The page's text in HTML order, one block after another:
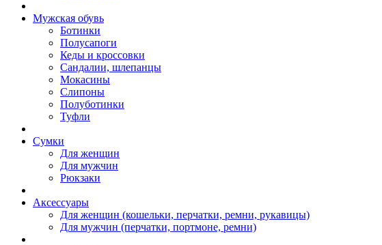
Мужская обувь
Ботинки
Полусапоги
Кеды и кроссовки
Сандалии, шлепанцы
Мокасины
Слипоны
Полуботинки
Туфли
Сумки
Для женщин
Для мужчин
Рюкзаки
Аксессуары
Для женщин (кошельки, перчатки, ремни, рукавицы)
Для мужчин (перчатки, портмоне, ремни)